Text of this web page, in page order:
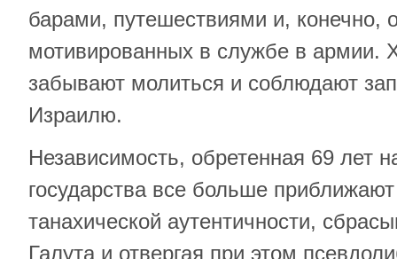
барами, путешествиями и, конечно,
мотивированных в службе в армии.
забывают молиться и соблюдают
Израилю.
Независимость, обретенная 69 лет
государства все больше
танахической аутентичности,
Галута и отвергая при этом